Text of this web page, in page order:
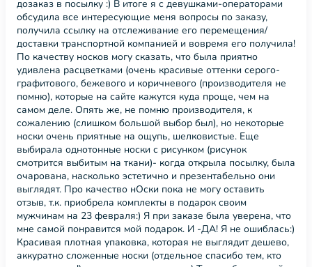
дозаказ в посылку :) В итоге я с девушками-операторами
обсудила все интересующие меня вопросы по заказу,
получила ссылку на отслеживание его перемещения/
доставки транспортной компанией и вовремя его получила!
По качеству носков могу сказать, что была приятно
удивлена расцветками (очень красивые оттенки серого-
графитового, бежевого и коричневого (производителя не
помню), которые на сайте кажутся куда проще, чем на
самом деле. Опять же, не помню производителя, к
сожалению (слишком большой выбор был), но некоторые
носки очень приятные на ощупь, шелковистые. Еще
выбирала однотонные носки с рисунком (рисунок
смотрится выбитым на ткани)- когда открыла посылку, была
очарована, насколько эстетично и презентабельно они
выглядят. Про качество нОски пока не могу оставить
отзыв, т.к. приобрела комплекты в подарок своим
мужчинам на 23 февраля:) Я при заказе была уверена, что
мне самой понравится мой подарок. И -ДА! Я не ошиблась:)
Красивая плотная упаковка, которая не выглядит дешево,
аккуратно сложенные носки (отдельное спасибо тем, кто